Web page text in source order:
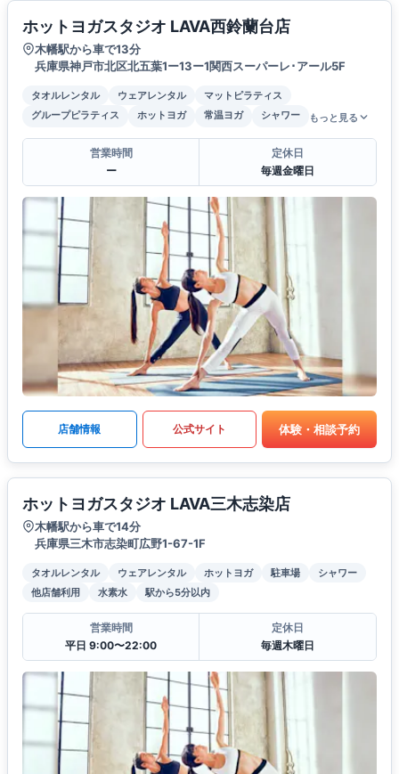
ホットヨガスタジオ LAVA西鈴蘭台店
木幡駅から車で13分
兵庫県神戸市北区北五葉1ー13ー1関西スーパーレ･アール5F
タオルレンタル ウェアレンタル
マットピラティス
グループピラティス
ホットヨガ 常温ヨガ シャワー もっと見る
営業時間
ー
定休日
毎週金曜日
店舗情報 公式サイト 体験・相談予約
ホットヨガスタジオ LAVA三木志染店
木幡駅から車で14分
兵庫県三木市志染町広野1-67-1F
タオルレンタル ウェアレンタル ホットヨガ 駐車場
シャワー
他店舗利用
水素水 駅から5分以内
営業時間
平日 9:00〜22:00
定休日
毎週木曜日